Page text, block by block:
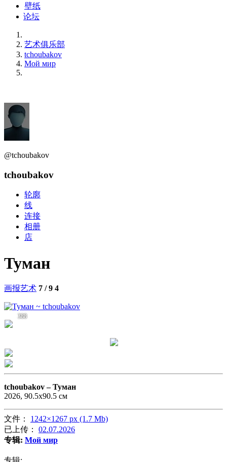
壁纸
论坛
艺术俱乐部
tchoubakov
Мой мир
@tchoubakov
tchoubakov
轮廓
线
连接
相册
店
Туман
画报艺术 7 / 9 4
388
tchoubakov –Туман
2026, 90.5х90.5 см
文件： 1242×1267 px (1.7 Mb)
已上传： 02.07.2026
专辑: Мой мир